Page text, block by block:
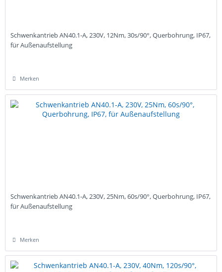
Schwenkantrieb AN40.1-A, 230V, 12Nm, 30s/90°, Querbohrung, IP67,
für Außenaufstellung
Merken
Schwenkantrieb AN40.1-A, 230V, 25Nm, 60s/90°, Querbohrung, IP67,
für Außenaufstellung
Merken